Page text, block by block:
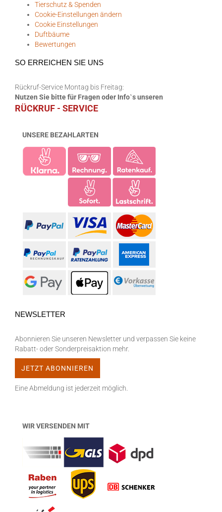
Tierschutz & Spenden
Cookie-Einstellungen ändern
Cookie Einstellungen
Duftbäume
Bewertungen
SO ERREICHEN SIE UNS
Rückruf-Service Montag bis Freitag:
Nutzen Sie bitte für Fragen oder Info`s unseren
RÜCKRUF - SERVICE
UNSERE BEZAHLARTEN
NEWSLETTER
Abonnieren Sie unseren Newsletter und verpassen Sie keine
Rabatt- oder Sonderpreisaktion mehr.
Eine Abmeldung ist jederzeit möglich.
WIR VERSENDEN MIT